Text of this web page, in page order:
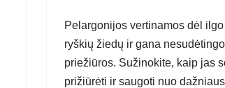
Pelargonijos vertinamos dėl
ryškių žiedų ir gana
priežiūros. Sužinokite, kaip jas
prižiūrėti ir saugoti nuo